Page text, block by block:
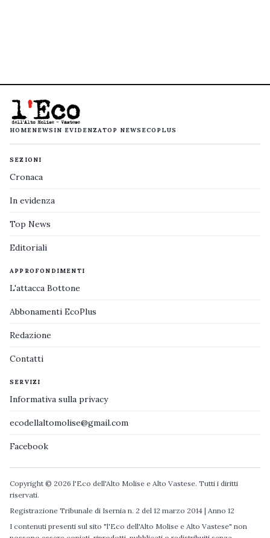
HOMENEWS IN EVIDENZATOP NEWS ECOPLUS
SEZIONI
Cronaca
In evidenza
Top News
Editoriali
APPROFONDIMENTI
L'attacca Bottone
Abbonamenti EcoPlus
Redazione
Contatti
SERVIZI
Informativa sulla privacy
ecodellaltomolise@gmail.com
Facebook
Copyright © 2026 l'Eco dell'Alto Molise e Alto Vastese. Tutti i diritti
riservati.
Registrazione Tribunale di Isernia n. 2 del 12 marzo 2014 | Anno 12
I contenuti presenti sul sito "l'Eco dell'Alto Molise e Alto Vastese" non